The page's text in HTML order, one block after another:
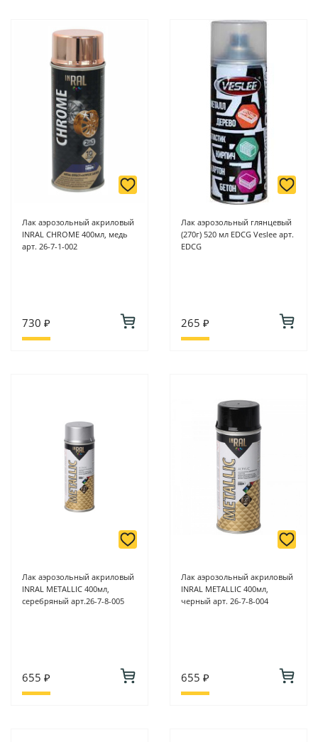
Лак аэрозольный акриловый
INRAL CHROME 400мл, медь
арт. 26-7-1-002
730 ₽
Лак аэрозольный глянцевый
(270г) 520 мл EDCG Veslee арт.
EDCG
265 ₽
Лак аэрозольный акриловый
INRAL METALLIC 400мл,
серебряный арт.26-7-8-005
655 ₽
Лак аэрозольный акриловый
INRAL METALLIC 400мл,
черный арт. 26-7-8-004
655 ₽